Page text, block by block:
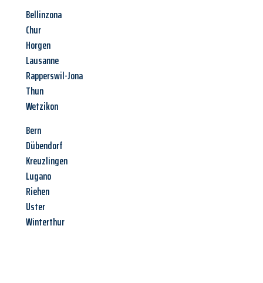
Bellinzona
Chur
Horgen
Lausanne
Rapperswil-Jona
Thun
Wetzikon
Bern
Dübendorf
Kreuzlingen
Lugano
Riehen
Uster
Winterthur